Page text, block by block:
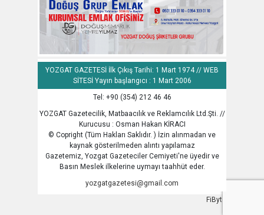
YOZGAT GAZETESİ İlk Çıkış Tarihi: 1 Mart 1974 // WEB
SİTESİ Yayın başlangıcı : 1 Mart 2006
Tel: +90 (354) 212 46 46
YOZGAT Gazetecilik, Matbaacılık ve Reklamcılık Ltd.Şti. //
Kurucusu : Osman Hakan KİRACI
© Copright (Tüm Hakları Saklıdır. ) İzin alınmadan ve
kaynak gösterilmeden alıntı yapılamaz
Gazetemiz, Yozgat Gazeteciler Cemiyeti'ne üyedir ve
Basın Meslek ilkelerine uymayı taahhüt eder.
yozgatgazetesi@gmail.com
FiByte